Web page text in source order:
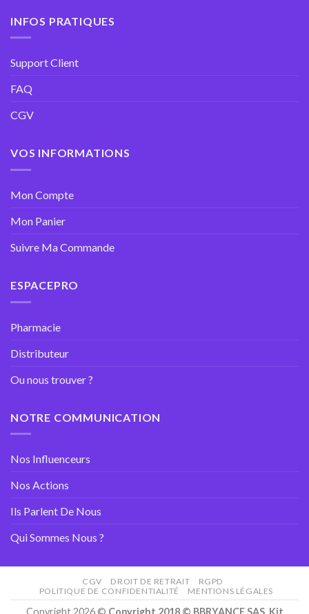
INFOS PRATIQUES
Support Client
FAQ
CGV
VOS INFORMATIONS
Mon Compte
Mon Panier
Suivre Ma Commande
ESPACEPRO
Pharmacie
Distributeur
Ou nous trouver ?
NOTRE COMMUNICATION
Nos Influenceurs
Nos Actions
Ils Parlent De Nous
Qui Sommes Nous ?
CGV DROIT DE RETRAIT
RGPD
POLITIQUE DE CONFIDENTIALITÉ
MENTIONS LÉGALES